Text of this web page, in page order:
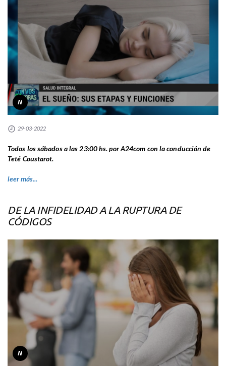
N
29-03-2022
Todos los sábados a las 23:00 hs. por A24com con la conducción de
Teté Coustarot.
leer más...
DE LA INFIDELIDAD A LA RUPTURA DE
CÓDIGOS
N